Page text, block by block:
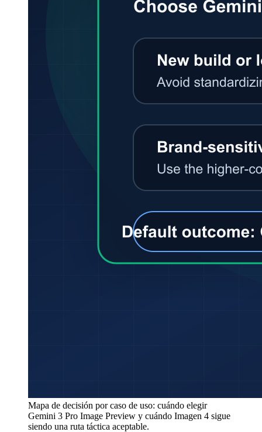
Mapa de decisión por caso de uso: cuándo elegir
Gemini 3 Pro Image Preview y cuándo Imagen 4 sigue
siendo una ruta táctica aceptable.